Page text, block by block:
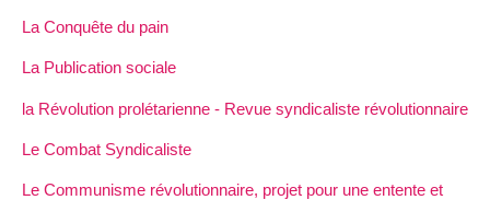
La Conquête du pain
La Publication sociale
la Révolution prolétarienne - Revue syndicaliste révolutionnaire
Le Combat Syndicaliste
Le Communisme révolutionnaire, projet pour une entente et